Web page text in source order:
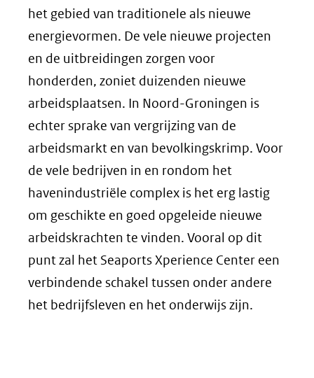
het gebied van traditionele als nieuwe
energievormen. De vele nieuwe projecten
en de uitbreidingen zorgen voor
honderden, zoniet duizenden nieuwe
arbeidsplaatsen. In Noord-Groningen is
echter sprake van vergrijzing van de
arbeidsmarkt en van bevolkingskrimp. Voor
de vele bedrijven in en rondom het
havenindustriële complex is het erg lastig
om geschikte en goed opgeleide nieuwe
arbeidskrachten te vinden. Vooral op dit
punt zal het Seaports Xperience Center een
verbindende schakel tussen onder andere
het bedrijfsleven en het onderwijs zijn.